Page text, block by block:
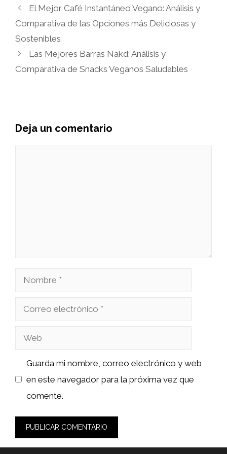
El Mejor Café Instantáneo Vegano: Análisis y
Comparativa de las Opciones más Deliciosas y
Sostenibles
Las Mejores Barras Nakd: Análisis y
Comparativa de Snacks Veganos Saludables
Deja un comentario
Nombre
Correo
Web
Guarda mi nombre, correo electrónico y web
en este navegador para la próxima vez que
comente.